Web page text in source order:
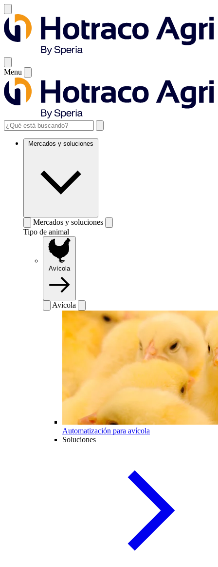
Menu
Mercados y soluciones
Mercados y soluciones
Tipo de animal
Avícola
Avícola
Automatización para avícola
Soluciones